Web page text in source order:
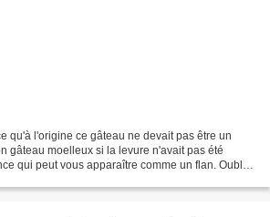
qu'à l'origine ce gâteau ne devait pas être un
gâteau moelleux si la levure n'avait pas été
qui peut vous apparaître comme un flan. Oublier